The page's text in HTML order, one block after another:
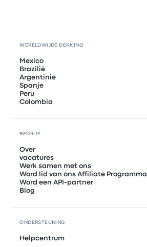
WERELDWIJDE DEKKING
Mexico
Brazilië
Argentinië
Spanje
Peru
Colombia
BEDRIJF
Over
vacatures
Werk samen met ons
Word lid van ons Affiliate Programma
Word een API-partner
Blog
ONDERSTEUNING
Helpcentrum